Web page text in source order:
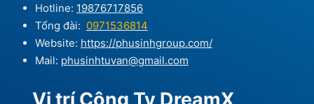
Hotline: 19876717856
Tổng đài: 0971536814
Website: https://phusinhgroup.com/
Mail: phusinhtuvan@gmail.com